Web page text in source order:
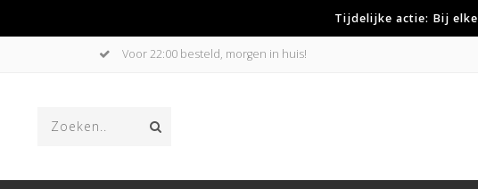
Tijdelijke actie: Bij
Voor 22:00 besteld, morgen in huis!